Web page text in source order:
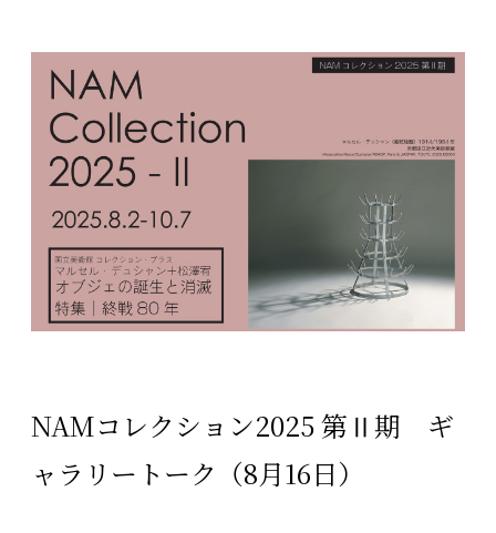
NAMコレクション2025 第Ⅱ期 ギ
ャラリートーク（8月16日）